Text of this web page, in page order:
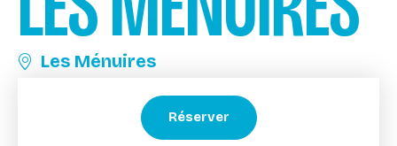
Les Ménuires
Réserver